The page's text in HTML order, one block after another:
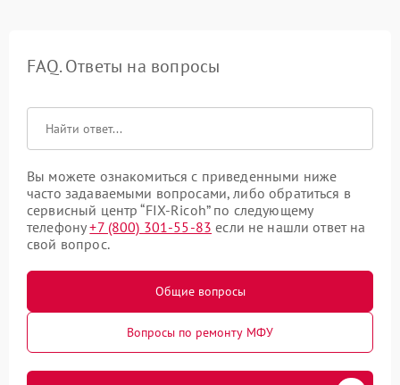
FAQ. Ответы на вопросы
Вы можете ознакомиться с приведенными ниже
часто задаваемыми вопросами, либо обратиться в
сервисный центр “FIX-Ricoh” по следующему
телефону+7 (800) 301-55-83 если не нашли ответ на
свой вопрос.
Общие вопросы
Вопросы по ремонту МФУ